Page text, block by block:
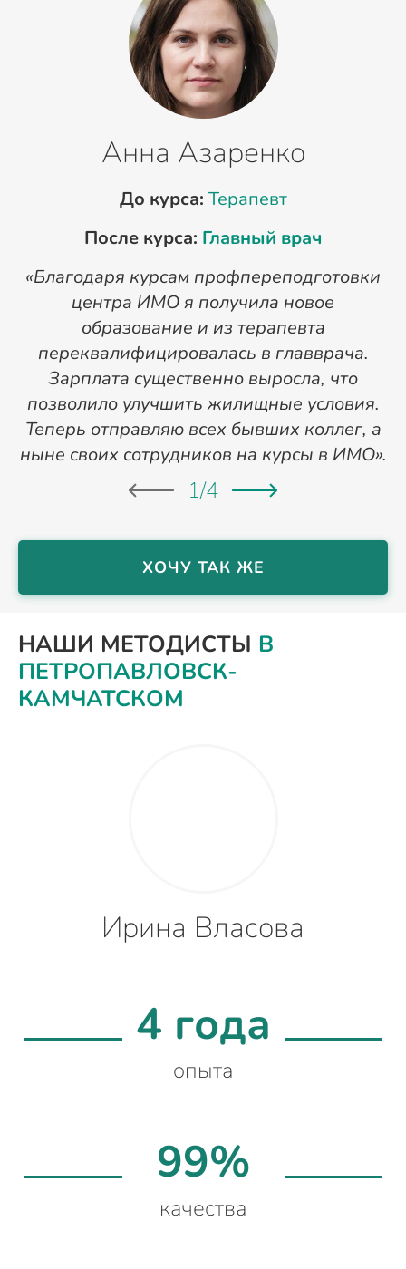
Анна Азаренко
До курса: Терапевт
После курса: Главный врач
«Благодаря курсам профпереподготовки
центра ИМО я получила новое
образование и из терапевта
переквалифицировалась в главврача.
Зарплата существенно выросла, что
позволило улучшить жилищные условия.
Теперь отправляю всех бывших коллег, а
ныне своих сотрудников на курсы в ИМО».
1/4
ХОЧУ ТАК ЖЕ
НАШИ МЕТОДИСТЫ В
ПЕТРОПАВЛОВСК-
КАМЧАТСКОМ
Ирина Власова
4 года
опыта
99%
качества